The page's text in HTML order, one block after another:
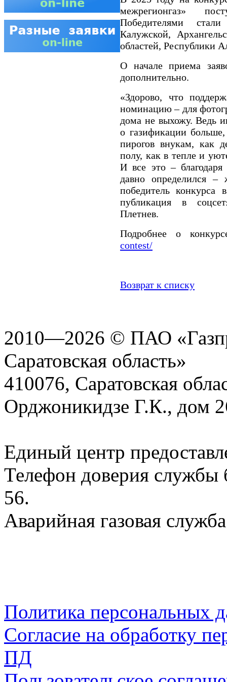
межрегионгаз»
Победителями
Калужской,
областей, Республики
О начале приема
дополнительно.
«Здорово, что
номинацию – для
дома не выхожу. Ведь
о газификации
пирогов внукам, как
полу, как в тепле и
И все это –
давно определился –
победитель
публикация в
Плетнев.​
Подробнее о
contest/
Возврат к списку
2010—2026 © ПАО
Саратовская область»
410076, Саратовская
Орджоникидзе Г.К., дом
Единый центр
Телефон доверия службы
56.
Аварийная газовая
Политика персональных
Согласие на обработку
ПД